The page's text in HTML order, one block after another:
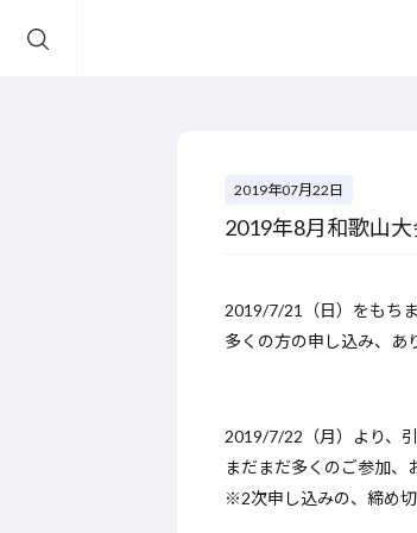
2019年07月22日
2019年8月和歌山
2019/7/21（日）をもち
多くの方の申し込み、あ
2019/7/22（月）より、
まだまだ多くのご参加、
※2次申し込みの、締め